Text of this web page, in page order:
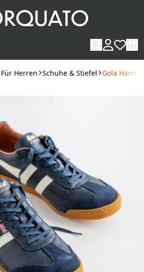
Für Herren Schuhe & Stiefel Gola